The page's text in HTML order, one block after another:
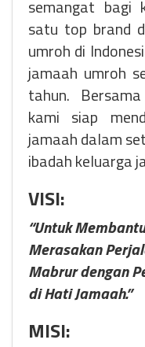
semangat bagi
satu top brand
umroh di
jamaah umroh
tahun.
kami siap
jamaah dalam
ibadah keluarga
VISI:
“Untuk
Merasakan
Mabrur dengan
di Hati Jamaah.”
MISI: